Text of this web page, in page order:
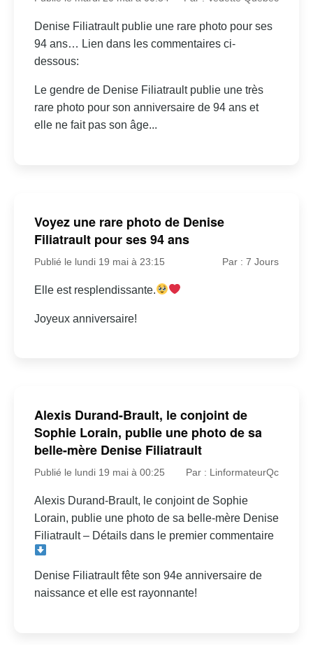
Denise Filiatrault publie une rare photo pour ses
94 ans… Lien dans les commentaires ci-
dessous:
Le gendre de Denise Filiatrault publie une très
rare photo pour son anniversaire de 94 ans et
elle ne fait pas son âge...
Voyez une rare photo de Denise
Filiatrault pour ses 94 ans
Publié le lundi 19 mai à 23:15 Par : 7 Jours
Elle est resplendissante.
Joyeux anniversaire!
Alexis Durand-Brault, le conjoint de
Sophie Lorain, publie une photo de sa
belle-mère Denise Filiatrault
Publié le lundi 19 mai à 00:25 Par : LinformateurQc
Alexis Durand-Brault, le conjoint de Sophie
Lorain, publie une photo de sa belle-mère Denise
Filiatrault – Détails dans le premier commentaire
Denise Filiatrault fête son 94e anniversaire de
naissance et elle est rayonnante!